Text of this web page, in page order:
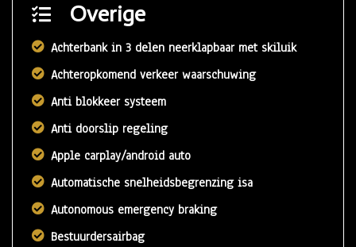
Overige
Achterbank in 3 delen neerklapbaar met skiluik
Achteropkomend verkeer waarschuwing
Anti blokkeer systeem
Anti doorslip regeling
Apple carplay/android auto
Automatische snelheidsbegrenzing isa
Autonomous emergency braking
Bestuurdersairbag